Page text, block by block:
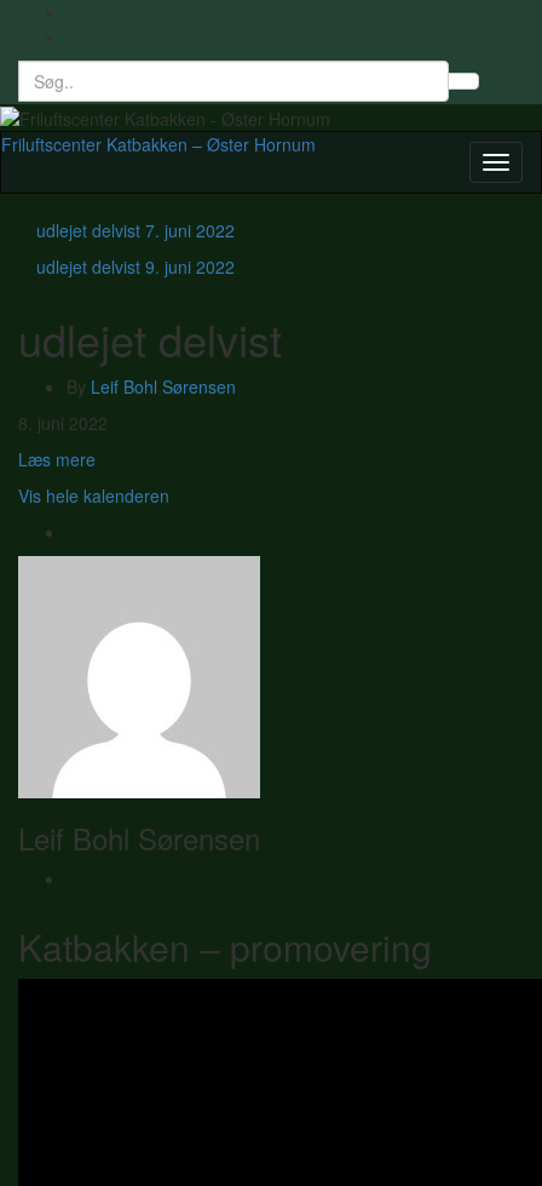
form
Search
for:
Friluftscenter Katbakken – Øster Hornum
udlejet delvist 7. juni 2022
udlejet delvist 9. juni 2022
udlejet delvist
By Leif Bohl Sørensen
udlejet
8. juni 2022
Læs mere
Vis hele kalenderen
Leif Bohl Sørensen
Katbakken – promovering